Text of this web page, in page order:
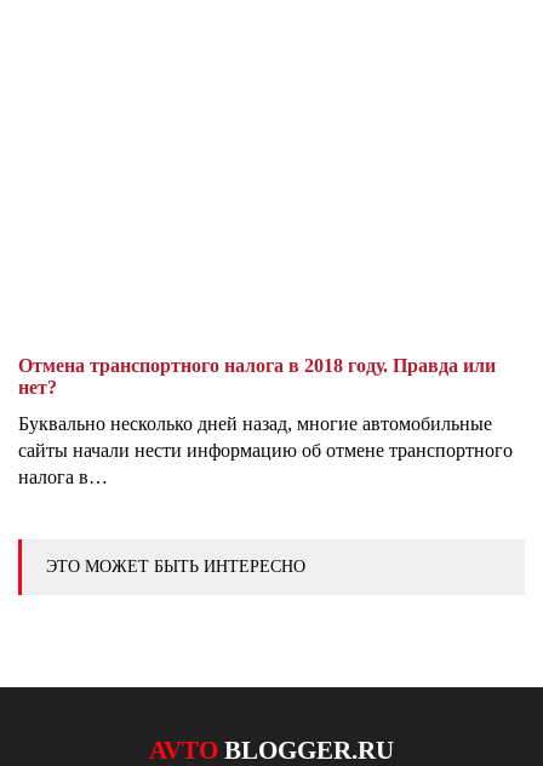
Отмена транспортного налога в 2018 году. Правда или
нет?
Буквально несколько дней назад, многие автомобильные
сайты начали нести информацию об отмене транспортного
налога в…
ЭТО МОЖЕТ БЫТЬ ИНТЕРЕСНО
AVTO BLOGGER.RU